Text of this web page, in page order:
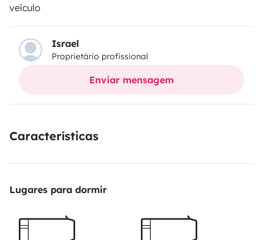
veículo
Israel
Proprietário profissional
Enviar mensagem
Características
Lugares para dormir